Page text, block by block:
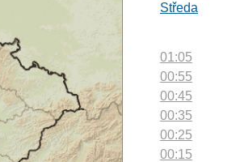
Středa
01:05
00:55
00:45
00:35
00:25
00:15